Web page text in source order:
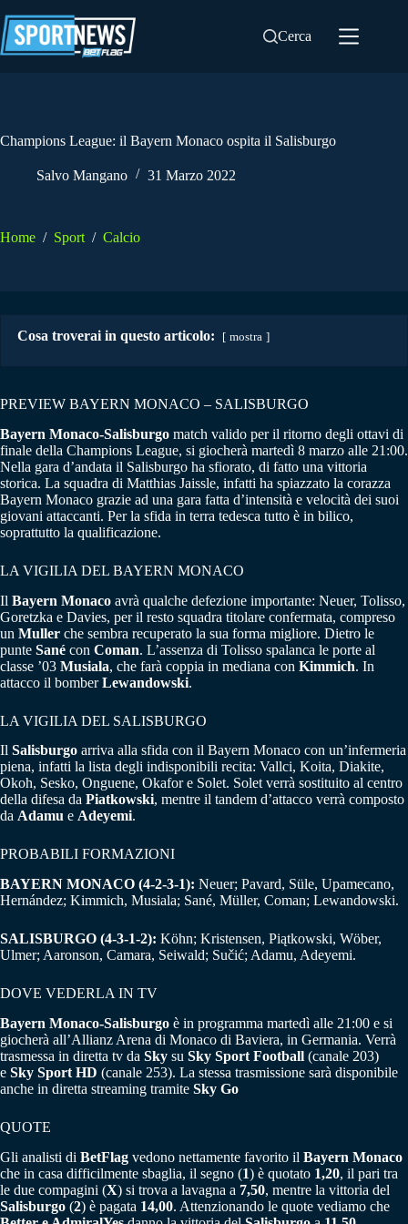
al
contenuto
Cerca
Champions League: il Bayern Monaco ospita il Salisburgo
Salvo Mangano 31 Marzo 2022
Home / Sport / Calcio
Cosa troverai in questo articolo: mostra
PREVIEW BAYERN MONACO – SALISBURGO
Bayern Monaco-Salisburgo match valido per il ritorno degli ottavi di
finale della Champions League, si giocherà martedì 8 marzo alle 21:00.
Nella gara d’andata il Salisburgo ha sfiorato, di fatto una vittoria
storica. La squadra di Matthias Jaissle, infatti ha spiazzato la corazza
Bayern Monaco grazie ad una gara fatta d’intensità e velocità dei suoi
giovani attaccanti. Per la sfida in terra tedesca tutto è in bilico,
soprattutto la qualificazione.
LA VIGILIA DEL BAYERN MONACO
Il Bayern Monaco avrà qualche defezione importante: Neuer, Tolisso,
Goretzka e Davies, per il resto squadra titolare confermata, compreso
un Muller che sembra recuperato la sua forma migliore. Dietro le
punte Sané con Coman. L’assenza di Tolisso spalanca le porte al
classe ’03 Musiala, che farà coppia in mediana con Kimmich. In
attacco il bomberLewandowski.
LA VIGILIA DEL SALISBURGO
Il Salisburgo arriva alla sfida con il Bayern Monaco con un’infermeria
piena, infatti la lista degli indisponibili recita: Vallci, Koita, Diakite,
Okoh, Sesko, Onguene, Okafor e Solet. Solet verrà sostituito al centro
della difesa da Piatkowski, mentre il tandem d’attacco verrà composto
da Adamu e Adeyemi.
PROBABILI FORMAZIONI
BAYERN MONACO (4-2-3-1): Neuer; Pavard, Süle, Upamecano,
Hernández; Kimmich, Musiala; Sané, Müller, Coman; Lewandowski.
SALISBURGO (4-3-1-2): Köhn; Kristensen, Piątkowski, Wöber,
Ulmer; Aaronson, Camara, Seiwald; Sučić; Adamu, Adeyemi.
DOVE VEDERLA IN TV
Bayern Monaco-Salisburgo è in programma martedì alle 21:00 e si
giocherà all’Allianz Arena di Monaco di Baviera, in Germania. Verrà
trasmessa in diretta tv da Sky su Sky Sport Football (canale 203)
e Sky Sport HD (canale 253). La stessa trasmissione sarà disponibile
anche in diretta streaming tramite Sky Go
QUOTE
Gli analisti di BetFlag vedono nettamente favorito il Bayern Monaco
che in casa difficilmente sbaglia, il segno (1) è quotato 1,20, il pari tra
le due compagini (X) si trova a lavagna a 7,50, mentre la vittoria del
Salisburgo (2) è pagata 14,00. Attenzionando le quote vediamo che